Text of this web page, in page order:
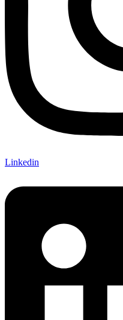
Linkedin